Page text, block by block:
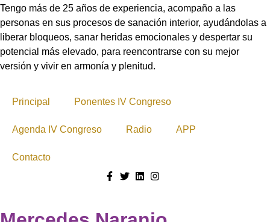
Tengo más de 25 años de experiencia, acompaño a las
personas en sus procesos de sanación interior, ayudándolas a
liberar bloqueos, sanar heridas emocionales y despertar su
potencial más elevado, para reencontrarse con su mejor
versión y vivir en armonía y plenitud.
Principal Ponentes IV Congreso
Agenda IV Congreso Radio APP
Contacto